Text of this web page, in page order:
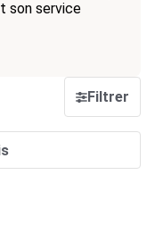
son service
Filtrer